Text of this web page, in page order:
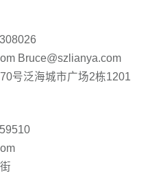
Bruce@szlianya.com
号泛海城市广场2栋1201